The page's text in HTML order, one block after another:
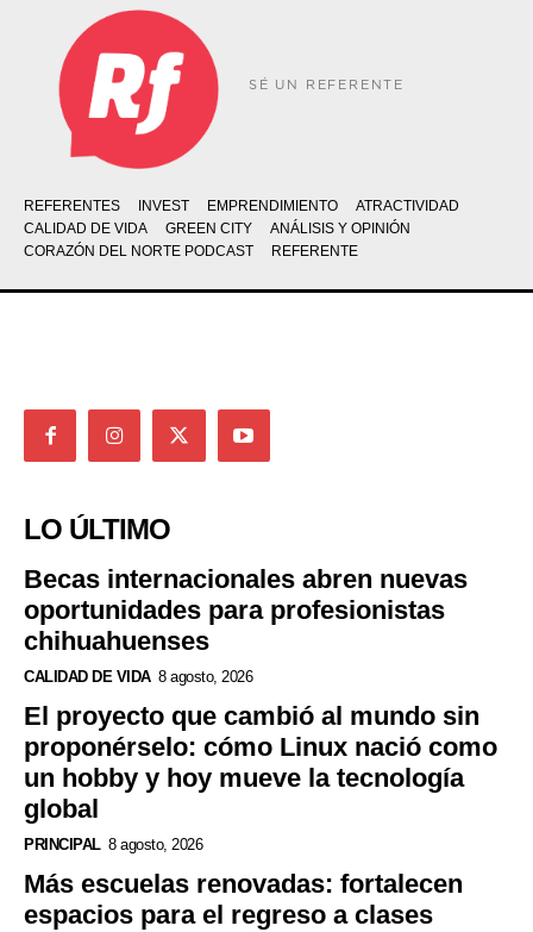
SÉ UN REFERENTE
REFERENTES INVEST EMPRENDIMIENTO
ATRACTIVIDAD
CALIDAD DE VIDA
GREEN CITY
ANÁLISIS Y OPINIÓN
CORAZÓN DEL NORTE PODCAST
REFERENTE
LO ÚLTIMO
Becas internacionales abren nuevas
oportunidades para profesionistas
chihuahuenses
CALIDAD DE VIDA 8 agosto, 2026
El proyecto que cambió al mundo sin
proponérselo: cómo Linux nació como
un hobby y hoy mueve la tecnología
global
PRINCIPAL 8 agosto, 2026
Más escuelas renovadas: fortalecen
espacios para el regreso a clases